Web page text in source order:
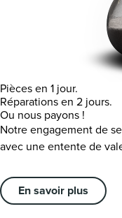
Pièces en 1 jour.
Réparations en 2 jours.
Ou nous payons !
Notre engagement de
avec une entente de
En savoir plus